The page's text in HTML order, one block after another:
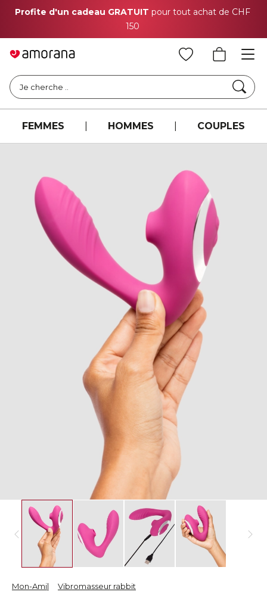
Profite d'un cadeau GRATUIT pour tout achat de CHF
150
Je cherche ..
FEMMES HOMMES COUPLES
Mon-Ami Vibromasseur rabbit